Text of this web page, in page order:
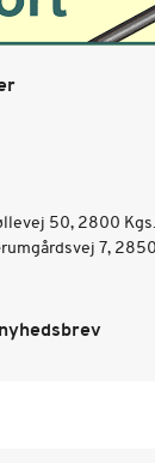
50, 2800
7,